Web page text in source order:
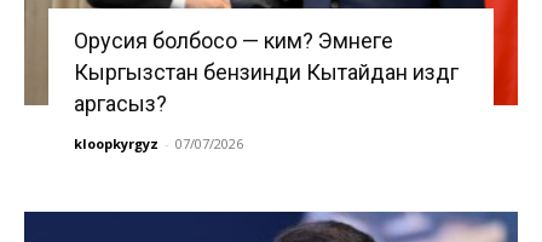
Орусия болбосо — ким? Эмнеге
Кыргызстан бензинди Кытайдан издөөгө
аргасыз?
kloopkyrgyz - 07/07/2026